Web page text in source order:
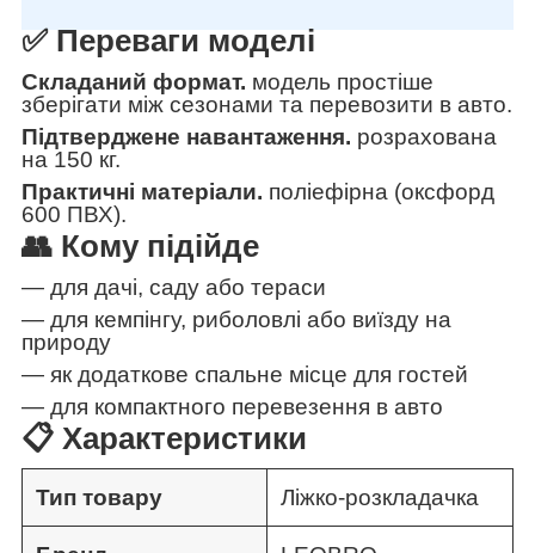
✅ Переваги моделі
Складаний формат. модель простіше
зберігати між сезонами та перевозити в авто.
Підтверджене навантаження. розрахована
на 150 кг.
Практичні матеріали. поліефірна (оксфорд
600 ПВХ).
👥 Кому підійде
— для дачі, саду або тераси
— для кемпінгу, риболовлі або виїзду на
природу
— як додаткове спальне місце для гостей
— для компактного перевезення в авто
📋 Характеристики
Тип товару Ліжко-розкладачка